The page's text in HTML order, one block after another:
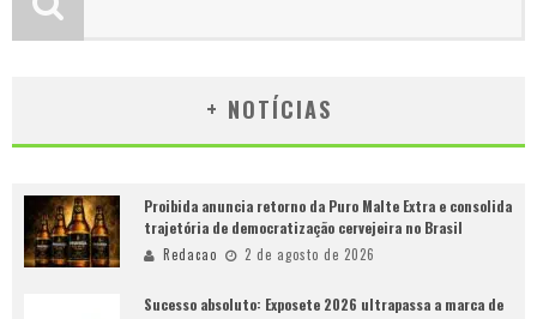
+ NOTÍCIAS
Proibida anuncia retorno da Puro Malte Extra e consolida
trajetória de democratização cervejeira no Brasil
Redacao 2 de agosto de 2026
Sucesso absoluto: Exposete 2026 ultrapassa a marca de